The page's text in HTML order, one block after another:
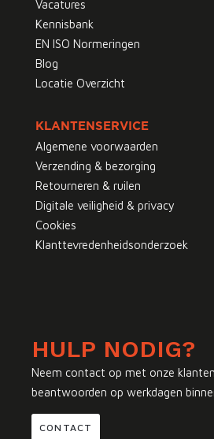
Vacatures
Kennisbank
EN ISO Normeringen
Blog
Locatie Overzicht
KLANTENSERVICE
Algemene voorwaarden
Verzending & bezorging
Retourneren & ruilen
Digitale veiligheid & privacy
Cookies
Klanttevredenheidsonderzoek
HULP NODIG?
Neem contact op met onze
beantwoorden op werkdagen
CONTACT